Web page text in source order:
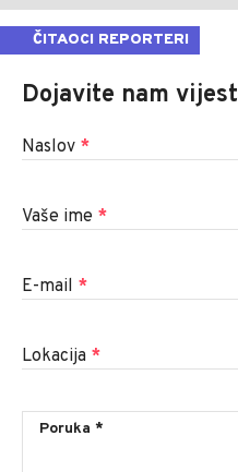
ČITAOCI REPORTERI
Dojavite nam vijest
Naslov *
Vaše ime *
E-mail *
Lokacija *